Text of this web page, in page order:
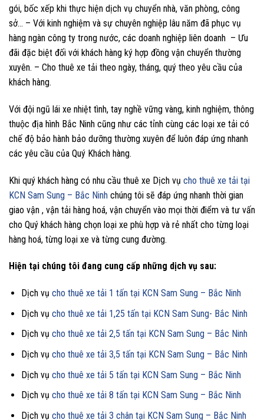
gói, bốc xếp khi thực hiện dịch vụ chuyển nhà, văn phòng, công
sở… – Với kinh nghiệm và sự chuyên nghiệp lâu năm đã phục vụ
hàng ngàn công ty trong nước, các doanh nghiệp liên doanh – Ưu
đãi đặc biệt đối với khách hàng ký hợp đồng vận chuyển thường
xuyên. – Cho thuê xe tải theo ngày, tháng, quý theo yêu cầu của
khách hàng.
Với đội ngũ lái xe nhiệt tình, tay nghề vững vàng, kinh nghiệm, thông
thuộc địa hình Bắc Ninh cũng như các tỉnh cùng các loại xe tải có
chế độ bảo hành bảo dưỡng thường xuyên để luôn đáp ứng nhanh
các yêu cầu của Quý Khách hàng.
Khi quý khách hàng có nhu cầu thuê xe Dịch vụ cho thuê xe tải tại
KCN Sam Sung – Bắc Ninh chúng tôi sẽ đáp ứng nhanh thời gian
giao vận , vận tải hàng hoá, vận chuyển vào mọi thời điểm và tư vấn
cho Quý khách hàng chọn loại xe phù hợp và rẻ nhất cho từng loại
hàng hoá, từng loại xe và từng cung đường.
Hiện tại chúng tôi đang cung cấp những dịch vụ sau:
Dịch vụ cho thuê xe tải 1 tấn tại KCN Sam Sung – Bắc Ninh
Dịch vụ cho thuê xe tải 1,25 tấn tại KCN Sam Sung- Bắc Ninh
Dịch vụ cho thuê xe tải 2,5 tấn tại KCN Sam Sung – Bắc Ninh
Dịch vụ cho thuê xe tải 3,5 tấn tại KCN Sam Sung – Bắc Ninh
Dịch vụ cho thuê xe tải 5 tấn tại KCN Sam Sung – Bắc Ninh
Dịch vụ cho thuê xe tải 8 tấn tại KCN Sam Sung – Bắc Ninh
Dịch vụ cho thuê xe tải 3 chân tại KCN Sam Sung – Bắc Ninh